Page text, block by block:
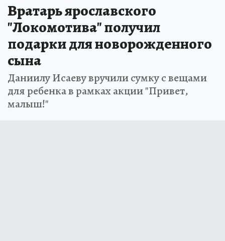
Вратарь ярославского
"Локомотива" получил
подарки для новорожденного
сына
Даниилу Исаеву вручили сумку с вещами
для ребенка в рамках акции "Привет,
малыш!"